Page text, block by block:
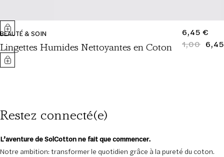
BEAUTÉ & SOIN
Lingettes Humides Nettoyantes en Coton
PRIX
NORMAL
6,45 €
PRIX
1,00
PRIX 6,45
Restez connecté(e)
L’aventure de SolCotton ne fait que commencer.
Notre ambition: transformer le quotidien grâce à la pureté du coton.